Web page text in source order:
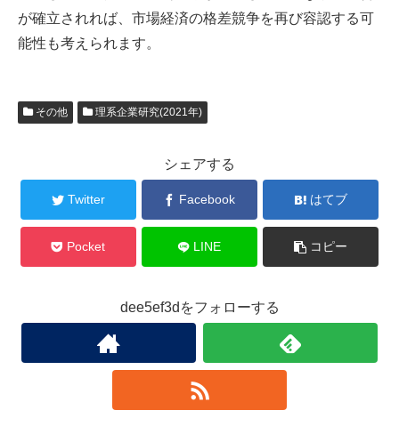
が確立されれば、市場経済の格差競争を再び容認する可
能性も考えられます。
その他 理系企業研究(2021年)
シェアする
Twitter Facebook はてブ
Pocket LINE コピー
dee5ef3dをフォローする